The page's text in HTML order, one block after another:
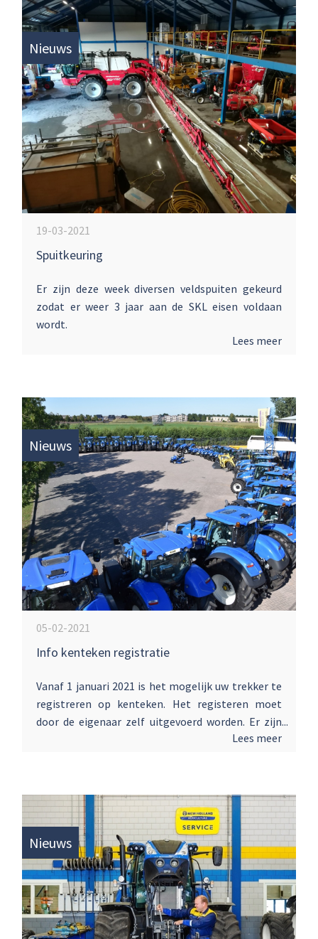
Nieuws
19-03-2021
Spuitkeuring
Er zijn deze week diversen veldspuiten gekeurd
zodat er weer 3 jaar aan de SKL eisen voldaan
wordt.
Lees meer
Nieuws
05-02-2021
Info kenteken registratie
Vanaf 1 januari 2021 is het mogelijk uw trekker te
registreren op kenteken. Het registeren moet
door de eigenaar zelf uitgevoerd worden. Er zijn
een aantal uitzonderingen waarbij er geen
Lees meer
Nieuws